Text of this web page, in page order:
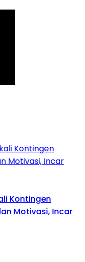
Kontingen
Motivasi, Incar